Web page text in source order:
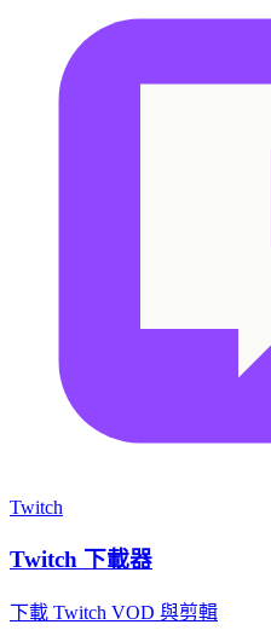
Twitch
Twitch 下載器
下載 Twitch VOD 與剪輯